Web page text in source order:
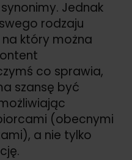
Jednak
rodzaju
który można
co sprawia,
szansę być
(obecnymi
a nie tylko